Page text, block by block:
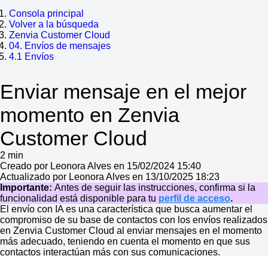
Consola principal
Volver a la búsqueda
Zenvia Customer Cloud
04. Envíos de mensajes
4.1 Envíos
Enviar mensaje en el mejor
momento en Zenvia
Customer Cloud
2 min
Creado por Leonora Alves en 15/02/2024 15:40
Actualizado por Leonora Alves en 13/10/2025 18:23
Importante: Antes de seguir las instrucciones, confirma si la
funcionalidad está disponible para tu perfil de acceso.
El envío con IA es una característica que busca aumentar el
compromiso de su base de contactos con los envíos realizados
en Zenvia Customer Cloud al enviar mensajes en el momento
más adecuado, teniendo en cuenta el momento en que sus
contactos interactúan más con sus comunicaciones.